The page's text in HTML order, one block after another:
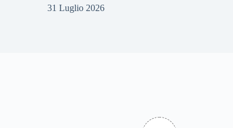
31 Luglio 2026